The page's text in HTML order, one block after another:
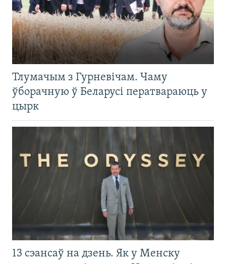
Тлумачым з Гурневічам. Чаму
ўборачную ў Беларусі ператвараюць у
цырк
13 сэансаў на дзень. Як у Менску